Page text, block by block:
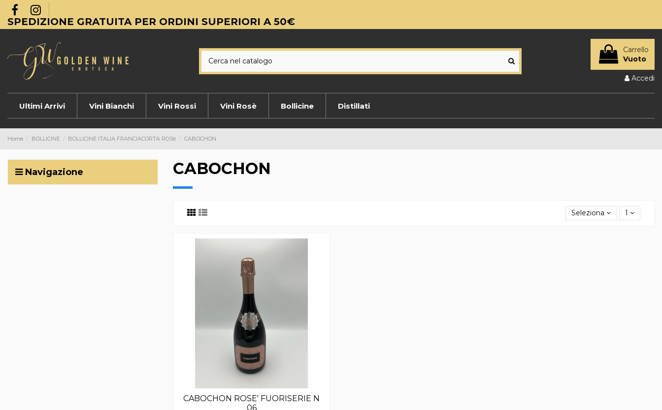
SPEDIZIONE GRATUITA PER ORDINI SUPERIORI A 50€
Carrello
Vuoto
Accedi
Ultimi Arrivi Vini Bianchi Vini Rossi Vini Rosè Bollicine Distillati
Home BOLLICINE BOLLICINE ITALIA FRANCIACORTA ROSè CABOCHON
CABOCHON
Seleziona 1
CABOCHON ROSE' FUORISERIE N
06
Navigazione